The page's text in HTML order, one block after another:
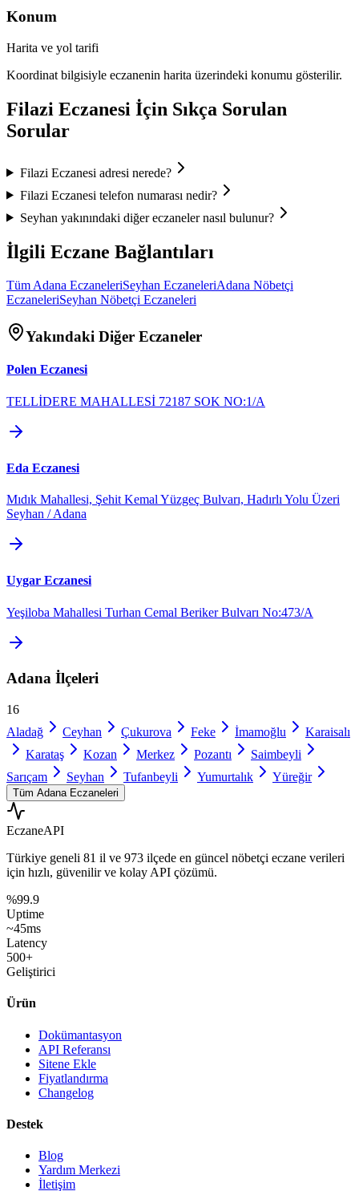
Konum
Harita ve yol tarifi
Koordinat bilgisiyle eczanenin harita üzerindeki konumu gösterilir.
Filazi Eczanesi İçin Sıkça Sorulan
Sorular
Filazi Eczanesi adresi nerede?
Filazi Eczanesi telefon numarası nedir?
Seyhan yakınındaki diğer eczaneler nasıl bulunur?
İlgili Eczane Bağlantıları
TümAdana EczaneleriSeyhan EczaneleriAdana Nöbetçi
EczaneleriSeyhan Nöbetçi Eczaneleri
Yakındaki Diğer Eczaneler
Polen Eczanesi
TELLİDERE MAHALLESİ 72187 SOK NO:1/A
Eda Eczanesi
Mıdık Mahallesi, Şehit Kemal Yüzgeç Bulvarı, Hadırlı Yolu Üzeri
Seyhan / Adana
Uygar Eczanesi
Yeşiloba Mahallesi Turhan Cemal Beriker Bulvarı No:473/A
Adana İlçeleri
16
Aladağ
Ceyhan Çukurova Feke İmamoğlu
Karaisalı
Karataş
Kozan Merkez Pozantı
Saimbeyli
Sarıçam
Seyhan Tufanbeyli Yumurtalık Yüreğir
Tüm AdanaEczaneleri
EczaneAPI
Türkiye geneli 81 il ve 973 ilçede en güncel nöbetçi eczane verileri
için hızlı, güvenilir ve kolay API çözümü.
%99.9
Uptime
~45ms
Latency
500+
Geliştirici
Ürün
Dokümantasyon
API Referansı
Sitene Ekle
Fiyatlandırma
Changelog
Destek
Blog
Yardım Merkezi
İletişim